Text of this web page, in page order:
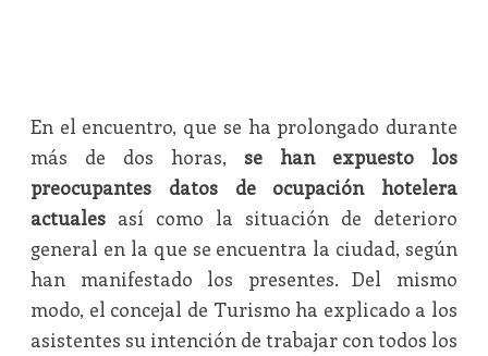
En el encuentro, que se ha prolongado durante
más de dos horas,se han expuesto los
preocupantes datos de ocupación hotelera
actualesasí como la situación de deterioro
general en la que se encuentra la ciudad, según
han manifestado los presentes. Del mismo
modo, el concejal de Turismo ha explicado a los
asistentes su intención de trabajar con todos los